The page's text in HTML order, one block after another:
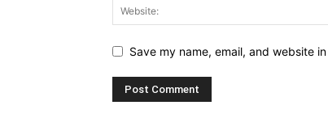
Save my name, email, and website